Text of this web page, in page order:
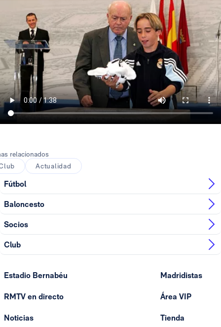
relacionados
Actualidad
Fútbol
Baloncesto
Socios
Club
Estadio Bernabéu
RMTV en directo
Noticias
Madridistas
Área VIP
Tienda